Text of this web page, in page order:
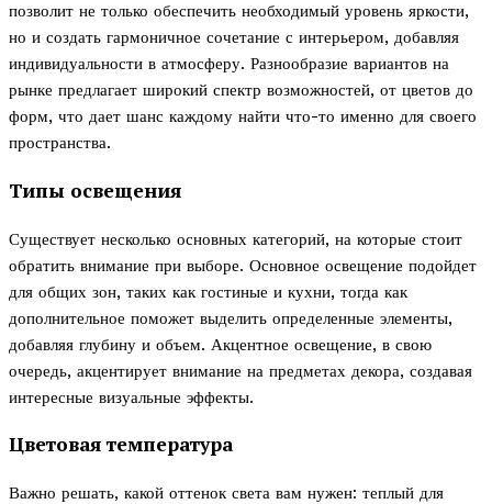
позволит не только обеспечить необходимый уровень яркости,
но и создать гармоничное сочетание с интерьером, добавляя
индивидуальности в атмосферу. Разнообразие вариантов на
рынке предлагает широкий спектр возможностей, от цветов до
форм, что дает шанс каждому найти что-то именно для своего
пространства.
Типы освещения
Существует несколько основных категорий, на которые стоит
обратить внимание при выборе. Основное освещение подойдет
для общих зон, таких как гостиные и кухни, тогда как
дополнительное поможет выделить определенные элементы,
добавляя глубину и объем. Акцентное освещение, в свою
очередь, акцентирует внимание на предметах декора, создавая
интересные визуальные эффекты.
Цветовая температура
Важно решать, какой оттенок света вам нужен: теплый для